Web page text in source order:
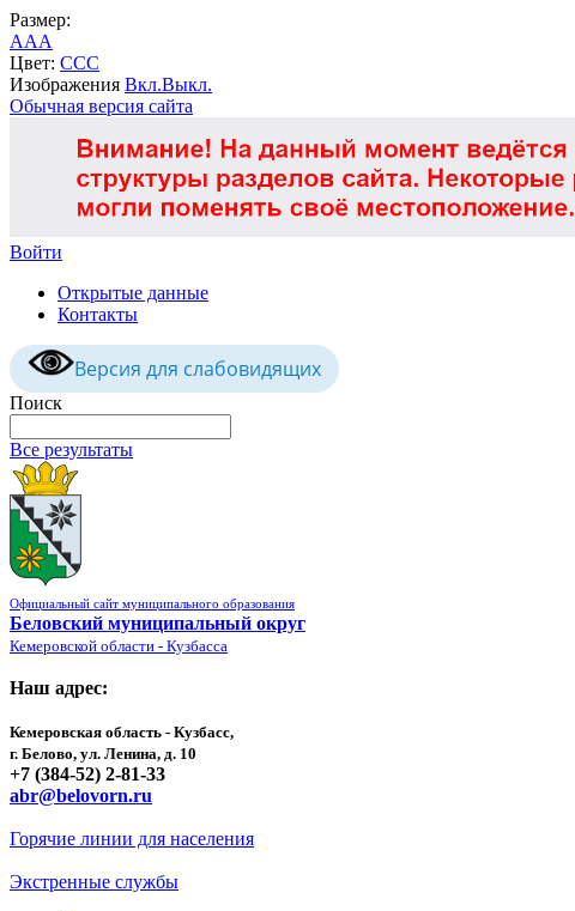
Размер:
AAA
Цвет: CCC
Изображения Вкл.Выкл.
Обычная версия сайта
Войти
Открытые данные
Контакты
Версия для слабовидящих
Поиск
Все результаты
Официальный сайт муниципального образования
Беловский муниципальный округ
Кемеровской области - Кузбасса
Наш адрес:
Кемеровская область - Кузбасс,
г. Белово, ул. Ленина, д. 10
+7 (384-52) 2-81-33
abr@belovorn.ru
Горячие линии для населения
Экстренные службы